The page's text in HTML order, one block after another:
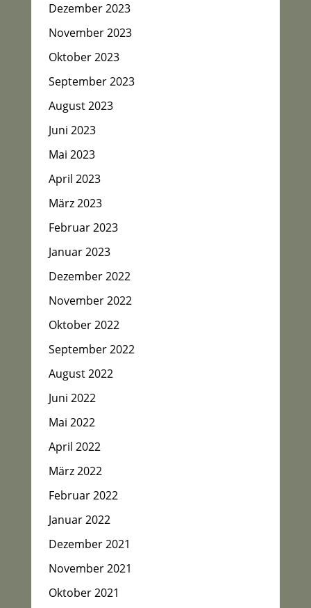
Dezember 2023
November 2023
Oktober 2023
September 2023
August 2023
Juni 2023
Mai 2023
April 2023
März 2023
Februar 2023
Januar 2023
Dezember 2022
November 2022
Oktober 2022
September 2022
August 2022
Juni 2022
Mai 2022
April 2022
März 2022
Februar 2022
Januar 2022
Dezember 2021
November 2021
Oktober 2021